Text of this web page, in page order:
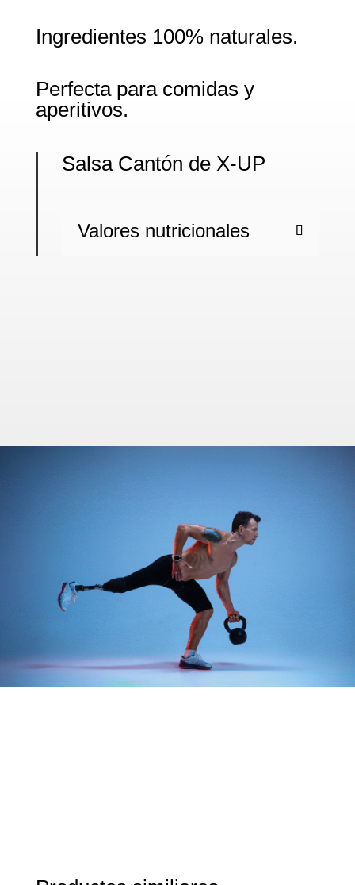
Ingredientes 100% naturales.
Perfecta para comidas y
aperitivos.
Salsa Cantón de X-UP
Valores nutricionales